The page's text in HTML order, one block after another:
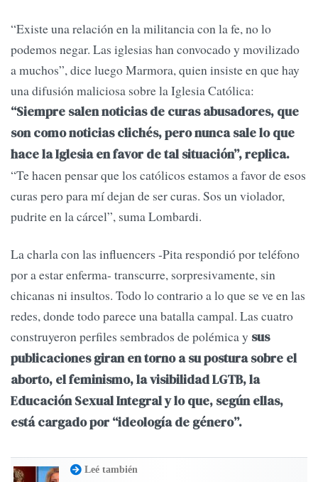
“Existe una relación en la militancia con la fe, no lo
podemos negar. Las iglesias han convocado y movilizado
a muchos”, dice luego Marmora, quien insiste en que hay
una difusión maliciosa sobre la Iglesia Católica:
“Siempre salen noticias de curas abusadores, que
son como noticias clichés, pero nunca sale lo que
hace la Iglesia en favor de tal situación”, replica.
“Te hacen pensar que los católicos estamos a favor de esos
curas pero para mí dejan de ser curas. Sos un violador,
pudrite en la cárcel”, suma Lombardi.
La charla con las influencers -Pita respondió por teléfono
por a estar enferma- transcurre, sorpresivamente, sin
chicanas ni insultos. Todo lo contrario a lo que se ve en las
redes, donde todo parece una batalla campal. Las cuatro
construyeron perfiles sembrados de polémica y sus
publicaciones giran en torno a su postura sobre el
aborto, el feminismo, la visibilidad LGTB, la
Educación Sexual Integral y lo que, según ellas,
está cargado por “ideología de género”.
Leé también